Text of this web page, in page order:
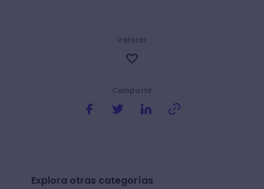
Compartir
Valorar
Explora otras categorías